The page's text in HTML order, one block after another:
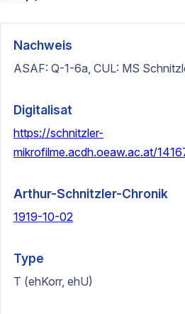
Nachweis
ASAF: Q-1-6a, CUL: MS
Digitalisat
https://schnitzler-
mikrofilme.acdh.oeaw.ac.at/
Arthur-Schnitzler-Chronik
1919-10-02
Type
T (ehKorr, ehU)